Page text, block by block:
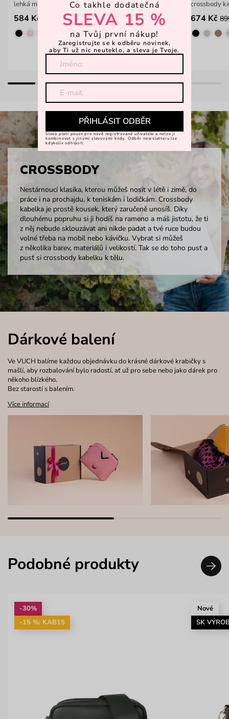
lehká mini kabelka
584 Kč 899 Kč
crossbody
674 Kč
CROSSBODY
Nestárnoucí klasika, kterou můžeš nosit v létě i zimě, do
práce i na prochajdu, k teniskám i lodičkám. Crossbody
kabelka je prostě kousek, který zaručeně unosíš. Díky
dlouhému popruhu si ji hodíš na rameno a máš jistotu, že ti
z něj nebude sklouzávat ani nikde padat a tvé ruce budou
volné třeba na mobil nebo kávičku. Vybrat si můžeš
z několika barev, materiálů i velikostí. Tak se do toho pusť a
pusť si crossbody kabelku k tělu.
Dárkové balení
Ve VUCH balíme každou objednávku do krásné dárkové krabičky s
mašlí, aby rozbalování bylo radostí, ať už pro sebe nebo jako dárek pro
někoho blízkého.
Bez starostí s balením.
Více informací
Podobné produkty
-30%
-15 %: KAB15
Nové
SK
Co takhle dodatečná
SLEVA 15 %
na Tvůj první nákup!
Zaregistrujte se k odběru novinek,
aby Ti už nic neuteklo, a sleva je Tvoje.
PŘIHLÁSIT ODBĚR
Sleva platí pouze pro nově registrované uživatele a nelze ji
kombinovat s jinými slevovými kódy. Odběr newsletteru lze
kdykoliv odhlásit.